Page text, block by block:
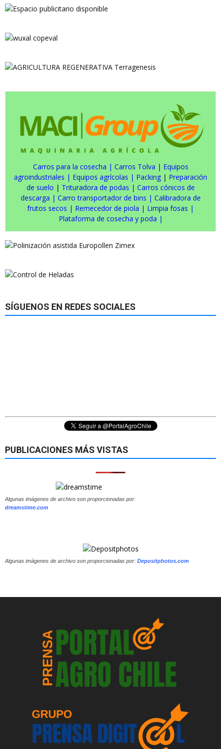
Carros para la cosecha | Carros Tolva | Equipos
agroindustriales | Equipos agrícolas | Packing | Preparación
de suelo | Trituradora de podas | Carros cónicos de
descarga | Carro transportador de bins | Calibradora de
frutos secos | Remecedor de piola | Limpia fosas |
Plataforma de cosecha y poda |
SÍGUENOS EN REDES SOCIALES
PUBLICACIONES MÁS VISTAS
Algunas imágenes de archivo son proporcionadas por:
dreamstime.com
Algunas imágenes de archivo son proporcionadas por: Depositphotos.com